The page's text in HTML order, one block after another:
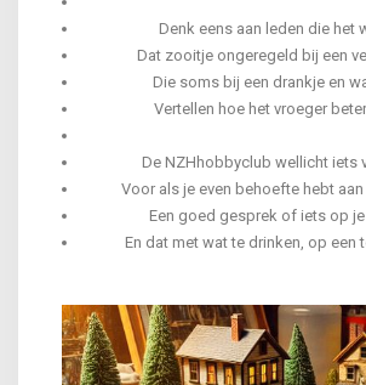
Denk eens aan leden die het
Dat zooitje ongeregeld bij een
Die soms bij een drankje en
Vertellen hoe het vroeger
De NZHhobbyclub wellicht iets
Voor als je even behoefte hebt
Een goed gesprek of iets op
En dat met wat te drinken, op een